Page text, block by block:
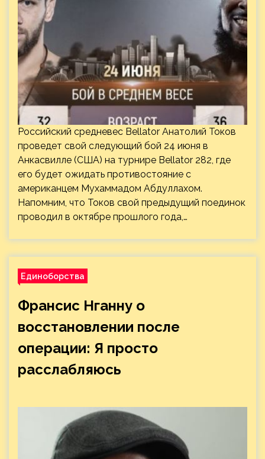
Российский средневес Bellator Анатолий Токов
проведет свой следующий бой 24 июня в
Анкасвилле (США) на турнире Bellator 282, где
его будет ожидать противостояние с
американцем Мухаммадом Абдуллахом.
Напомним, что Токов свой предыдущий поединок
проводил в октябре прошлого года,…
Единоборства
Франсис Нганну о
восстановлении после
операции: Я просто
расслабляюсь